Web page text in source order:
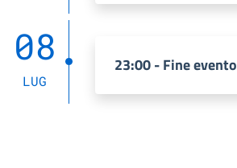
08
LUG
23:00 - Fine evento